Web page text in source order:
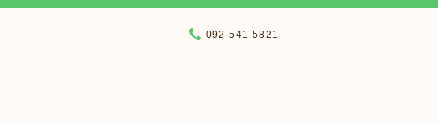
092-541-5821